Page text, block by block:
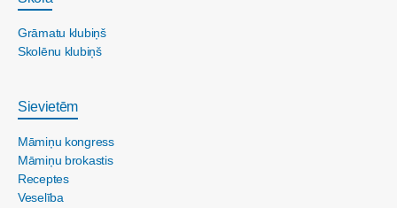
Grāmatu klubiņš
Skolēnu klubiņš
Sievietēm
Māmiņu kongress
Māmiņu brokastis
Receptes
Veselība